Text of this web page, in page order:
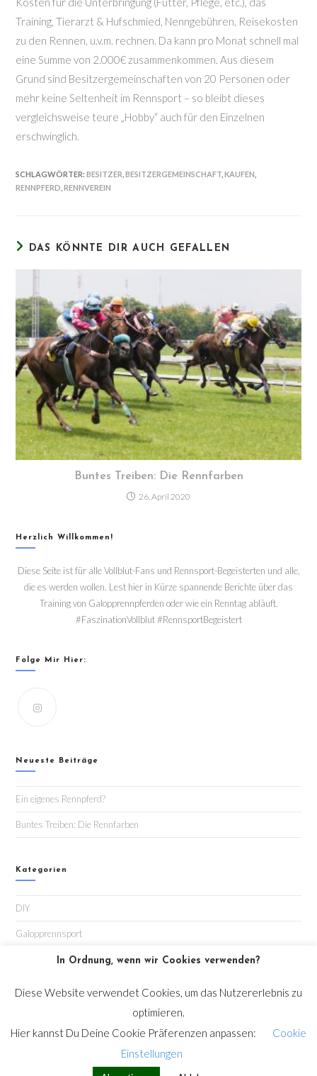
Training, Tierarzt & Hufschmied, Nenngebühren, Reisekosten
zu den Rennen, u.v.m. rechnen. Da kann pro Monat schnell mal
eine Summe von 2.000€ zusammenkommen. Aus diesem
Grund sind Besitzergemeinschaften von 20 Personen oder
mehr keine Seltenheit im Rennsport – so bleibt dieses
vergleichsweise teure „Hobby“ auch für den Einzelnen
erschwinglich.
SCHLAGWÖRTER:BESITZER BESITZERGEMEINSCHAFT KAUFEN
RENNPFERD RENNVEREIN
DAS KÖNNTE DIR AUCH GEFALLEN
Buntes Treiben: Die Rennfarben
26. April 2020
Herzlich Willkommen!
Diese Seite ist für alle Vollblut-Fans und Rennsport-Begeisterten und alle,
die es werden wollen. Lest hier in Kürze spannende Berichte über das
Training von Galopprennpferden oder wie ein Renntag abläuft.
#FaszinationVollblut #RennsportBegeistert
Folge Mir Hier:
Neueste Beiträge
Ein eigenes Rennpferd?
Buntes Treiben: Die Rennfarben
Kategorien
DIY
Galopprennsport
DATENSCHUTZ
In Ordnung, wenn wir Cookies verwenden?
Diese Website verwendet Cookies, um das Nutzererlebnis zu
optimieren.
Hier kannst Du Deine Cookie Präferenzen anpassen:
Cookie
Einstellungen